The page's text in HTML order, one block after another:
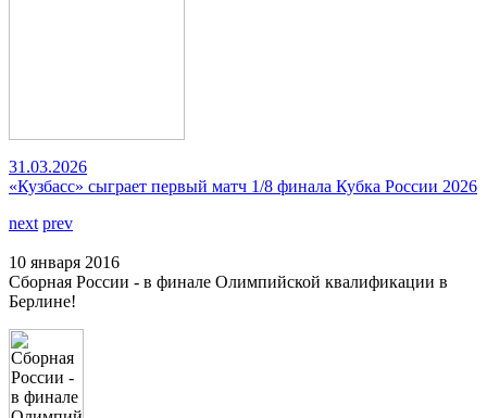
31.03.2026
«Кузбасс» сыграет первый матч 1/8 финала Кубка России 2026
next prev
10 января 2016
Сборная России - в финале Олимпийской квалификации в
Берлине!